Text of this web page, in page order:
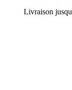
Livraison